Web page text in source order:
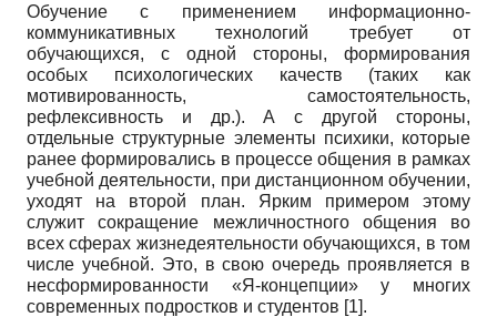
Обучение с применением информационно-
коммуникативных технологий требует от
обучающихся, с одной стороны, формирования
особых психологических качеств (таких как
мотивированность, самостоятельность,
рефлексивность и др.). А с другой стороны,
отдельные структурные элементы психики, которые
ранее формировались в процессе общения в рамках
учебной деятельности, при дистанционном обучении,
уходят на второй план. Ярким примером этому
служит сокращение межличностного общения во
всех сферах жизнедеятельности обучающихся, в том
числе учебной. Это, в свою очередь проявляется в
несформированности «Я-концепции» у многих
современных подростков и студентов [1].